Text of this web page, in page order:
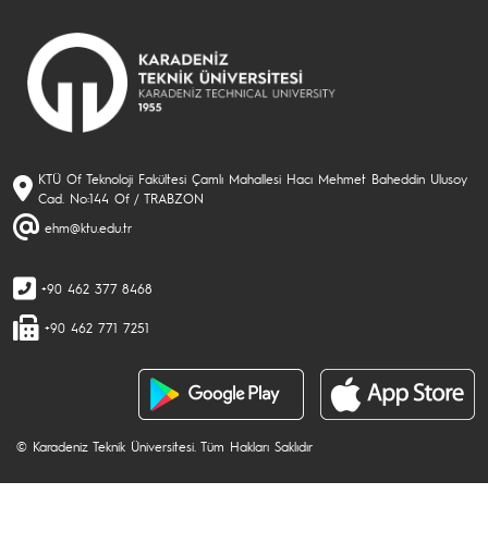
KTÜ Of Teknoloji Fakültesi Çamlı Mahallesi Hacı Mehmet Baheddin Ulusoy
Cad. No:144 Of / TRABZON
ehm@ktu.edu.tr
+90 462 377 8468
+90 462 771 7251
© Karadeniz Teknik Üniversitesi. Tüm Hakları Saklıdır